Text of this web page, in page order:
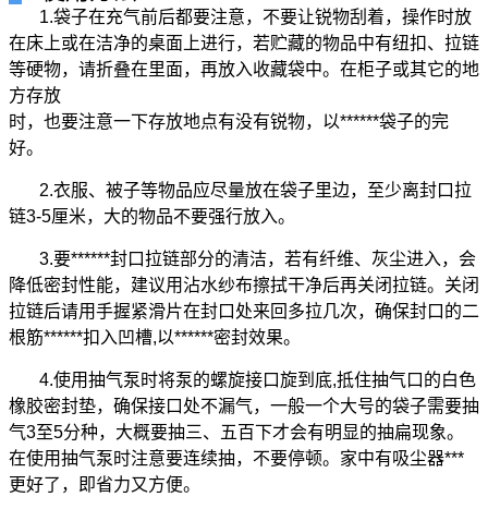
1.袋子在充气前后都要注意，不要让锐物刮着，操作时放
在床上或在洁净的桌面上进行，若贮藏的物品中有纽扣、 拉链
等硬物，请折叠在里面，再放入收藏袋中。在柜子或其它的地
方存放
时，也要注意一下存放地点有没有锐物，以******袋子的完
好。
2.衣服、被子等物品应尽量放在袋子里边，至少离封口拉
链3-5厘米，大的物品不要强行放入。
3.要******封口拉链部分的清洁，若有纤维、灰尘进入，会
降低密封性能，建议用沾水纱布擦拭干净后再关闭拉链。关闭
拉链后请用手握紧滑片在封口处来回多拉几次，确保封口的二
根筋******扣入凹槽,以******密封效果。
4.使用抽气泵时将泵的螺旋接口旋到底,抵住抽气口的白色
橡胶密封垫，确保接口处不漏气，一般一个大号的袋子需要抽
气3至5分种，大概要抽三、五百下才会有明显的抽扁现象。
在使用抽气泵时注意要连续抽，不要停顿。家中有吸尘器***
更好了，即省力又方便。